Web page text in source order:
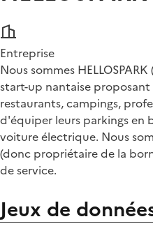
Entreprise
Nous sommes
start-up nantaise proposant
restaurants, campings,
d'équiper leurs parkings en
voiture électrique. Nous
(donc propriétaire de la
de service.
Jeux de